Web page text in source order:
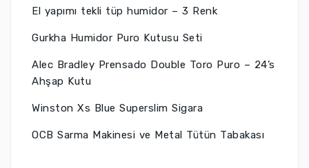
El yapımı tekli tüp humidor – 3 Renk
Gurkha Humidor Puro Kutusu Seti
Alec Bradley Prensado Double Toro Puro – 24’s
Ahşap Kutu
Winston Xs Blue Superslim Sigara
OCB Sarma Makinesi ve Metal Tütün Tabakası